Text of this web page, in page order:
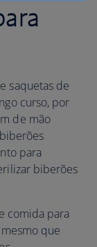
saquetas de
curso, por
de mão
para
biberões
comida para
que